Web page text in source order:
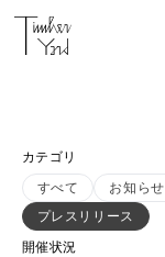
カテゴリ
すべて
お知らせ
プレスリリース
開催状況